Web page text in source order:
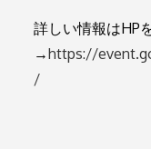
詳しい情報はHP
→https://
/